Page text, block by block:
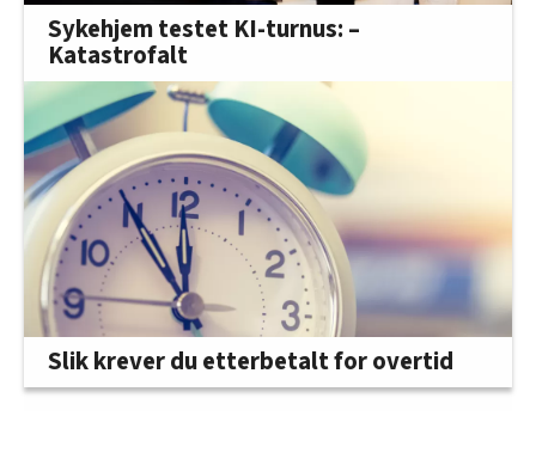
Sykehjem testet KI-turnus: –
Katastrofalt
Slik krever du etterbetalt for overtid